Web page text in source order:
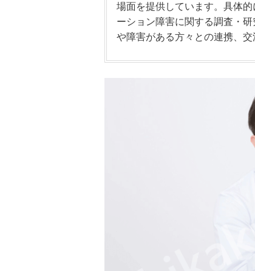
場面を提供しています。具体
ーション障害に関する調査・
や障害がある方々との連携、